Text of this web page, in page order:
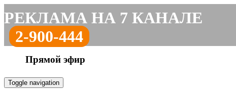
РЕКЛАМА НА 7 КАНАЛЕ
2-900-444
Прямой эфир
Toggle navigation